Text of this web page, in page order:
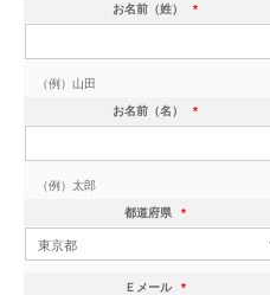
お名前（姓） *
（例）山田
お名前（名） *
（例）太郎
都道府県 *
Ｅメール *